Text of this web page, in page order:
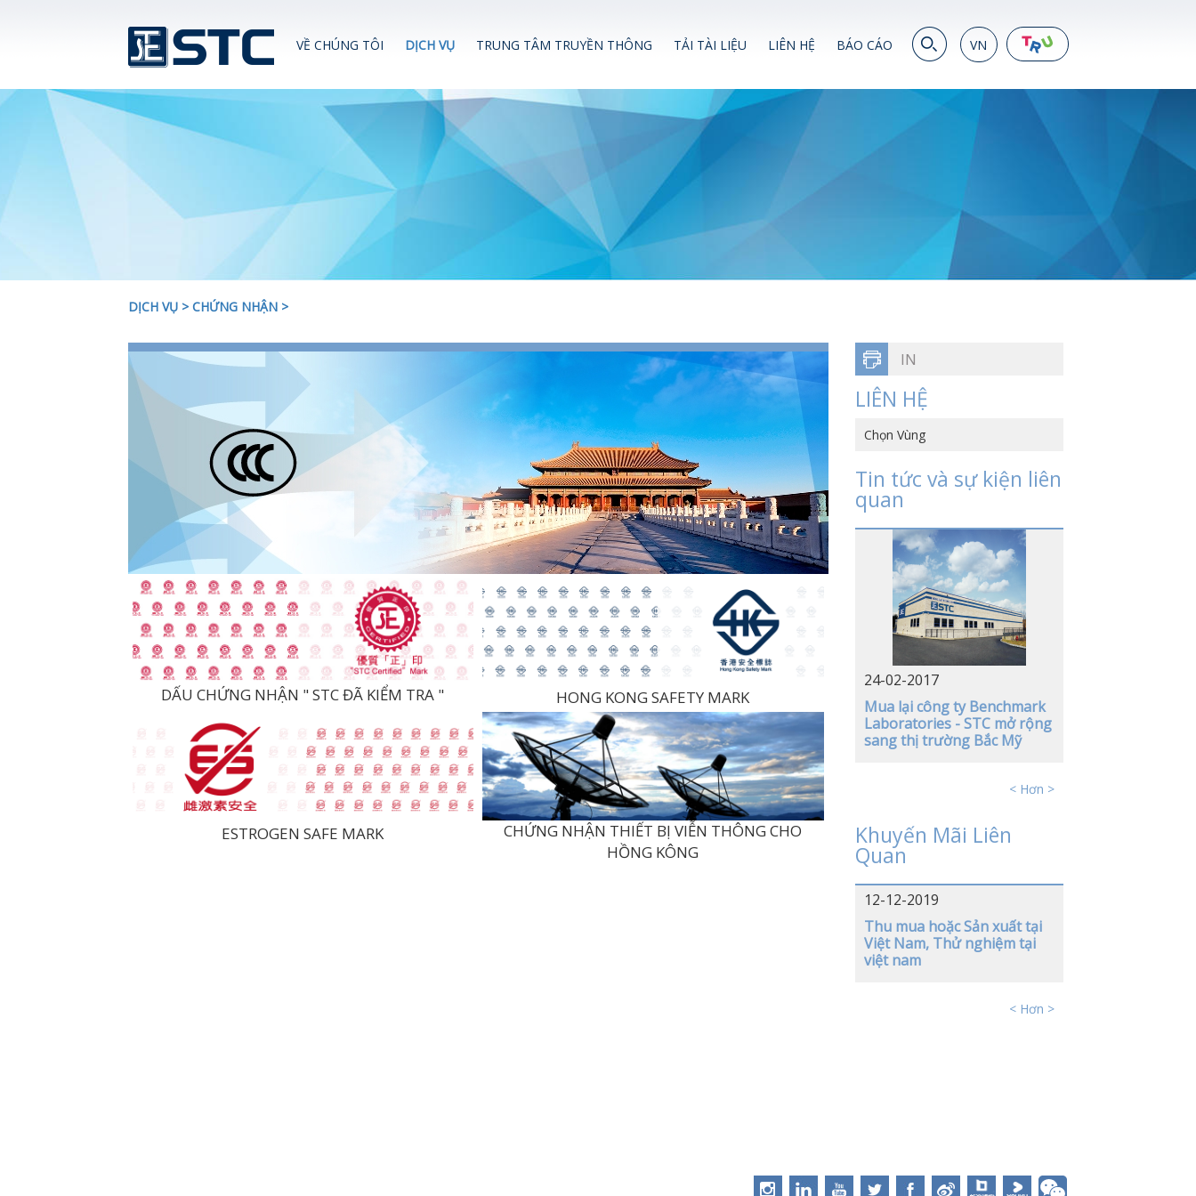
VN
繁
简
VN
VỀ CHÚNG TÔI DỊCH VỤ TRUNG TÂM TRUYỀN THÔNG TẢI TÀI LIỆU LIÊN HỆ BÁO CÁO
DỊCH VỤ > CHỨNG NHẬN >
DẤU CHỨNG NHẬN " STC ĐÃ KIỂM TRA " HONG KONG SAFETY MARK
ESTROGEN SAFE MARK
CHỨNG NHẬN THIẾT BỊ VIỄN THÔNG CHO
HỒNG KÔNG
IN
LIÊN HỆ
Chọn Vùng
HỒNG KÔNG, TRUNG QUỐC
TRUNG QUỐC
VIỆT NAM
NHẬT BẢN
Tin tức và sự kiện liên
quan
24-02-2017
Mua lại công ty Benchmark
Laboratories - STC mở rộng
sang thị trường Bắc Mỹ
< Hơn >
Khuyến Mãi Liên
Quan
12-12-2019
Thu mua hoặc Sản xuất tại
Việt Nam, Thử nghiệm tại
việt nam
< Hơn >